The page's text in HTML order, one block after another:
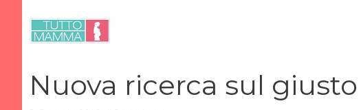
contenuto
Nuova ricerca sul